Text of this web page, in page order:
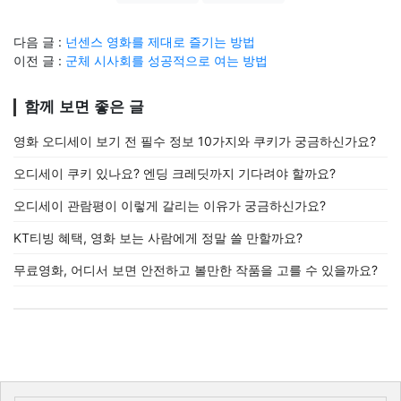
다음 글 : 넌센스 영화를 제대로 즐기는 방법
이전 글 : 군체 시사회를 성공적으로 여는 방법
함께 보면 좋은 글
영화 오디세이 보기 전 필수 정보 10가지와 쿠키가 궁금하신가요?
오디세이 쿠키 있나요? 엔딩 크레딧까지 기다려야 할까요?
오디세이 관람평이 이렇게 갈리는 이유가 궁금하신가요?
KT티빙 혜택, 영화 보는 사람에게 정말 쓸 만할까요?
무료영화, 어디서 보면 안전하고 볼만한 작품을 고를 수 있을까요?